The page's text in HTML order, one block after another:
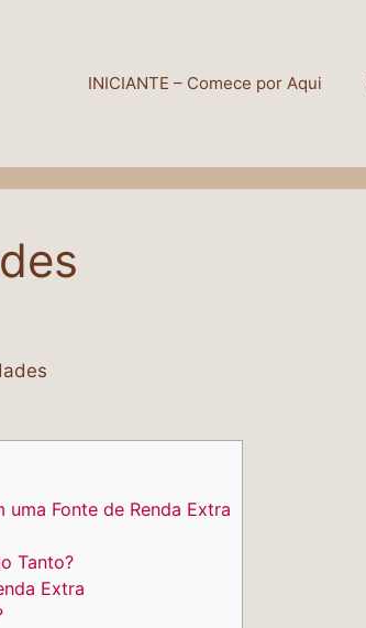
INICIANTE – Comece por Aqui
Fonte de Renda Extra
Tanto?
Extra